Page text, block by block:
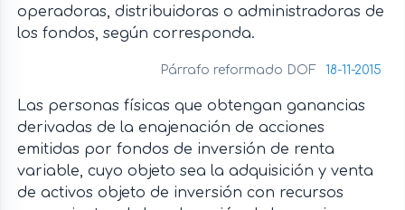
operadoras, distribuidoras o administradoras de
los fondos, según corresponda.
Párrafo reformado DOF 18-11-2015
Las personas físicas que obtengan ganancias
derivadas de la enajenación de acciones
emitidas por fondos de inversión de renta
variable, cuyo objeto sea la adquisición y venta
de activos objeto de inversión con recursos